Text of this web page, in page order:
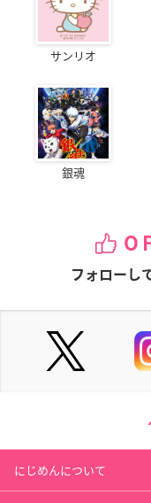
サンリオ
銀魂
フォローし
にじめんについて